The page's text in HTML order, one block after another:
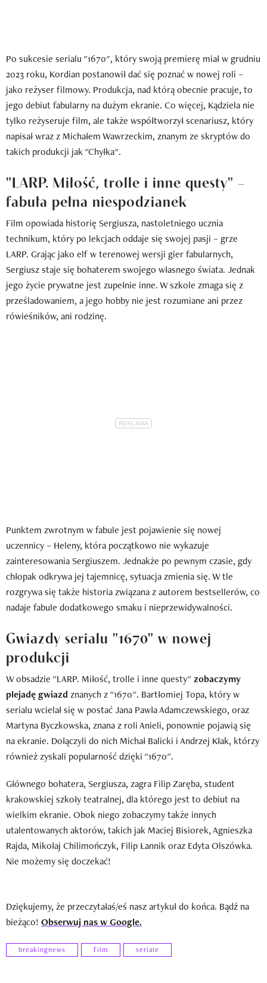
Po sukcesie serialu "1670", który swoją premierę miał w grudniu
2023 roku, Kordian postanowił dać się poznać w nowej roli –
jako reżyser filmowy. Produkcja, nad którą obecnie pracuje, to
jego debiut fabularny na dużym ekranie. Co więcej, Kądziela nie
tylko reżyseruje film, ale także współtworzył scenariusz, który
napisał wraz z Michałem Wawrzeckim, znanym ze skryptów do
takich produkcji jak "Chyłka".
"LARP. Miłość, trolle i inne questy" –
fabuła pełna niespodzianek
Film opowiada historię Sergiusza, nastoletniego ucznia
technikum, który po lekcjach oddaje się swojej pasji – grze
LARP. Grając jako elf w terenowej wersji gier fabularnych,
Sergiusz staje się bohaterem swojego własnego świata. Jednak
jego życie prywatne jest zupełnie inne. W szkole zmaga się z
prześladowaniem, a jego hobby nie jest rozumiane ani przez
rówieśników, ani rodzinę.
Punktem zwrotnym w fabule jest pojawienie się nowej
uczennicy – Heleny, która początkowo nie wykazuje
zainteresowania Sergiuszem. Jednakże po pewnym czasie, gdy
chłopak odkrywa jej tajemnicę, sytuacja zmienia się. W tle
rozgrywa się także historia związana z autorem bestsellerów, co
nadaje fabule dodatkowego smaku i nieprzewidywalności.
Gwiazdy serialu "1670" w nowej
produkcji
W obsadzie "LARP. Miłość, trolle i inne questy"zobaczymy
plejadę gwiazd znanych z "1670". Bartłomiej Topa, który w
serialu wcielał się w postać Jana Pawła Adamczewskiego, oraz
Martyna Byczkowska, znana z roli Anieli, ponownie pojawią się
na ekranie. Dołączyli do nich Michał Balicki i Andrzej Kłak, którzy
również zyskali popularność dzięki "1670".
Głównego bohatera, Sergiusza, zagra Filip Zaręba, student
krakowskiej szkoły teatralnej, dla którego jest to debiut na
wielkim ekranie. Obok niego zobaczymy także innych
utalentowanych aktorów, takich jak Maciej Bisiorek, Agnieszka
Rajda, Mikołaj Chilimończyk, Filip Łannik oraz Edyta Olszówka.
Nie możemy się doczekać!
Dziękujemy, że przeczytałaś/eś nasz artykuł do końca. Bądź na
bieżąco! Obserwuj nas w Google.
breakingnews film seriale